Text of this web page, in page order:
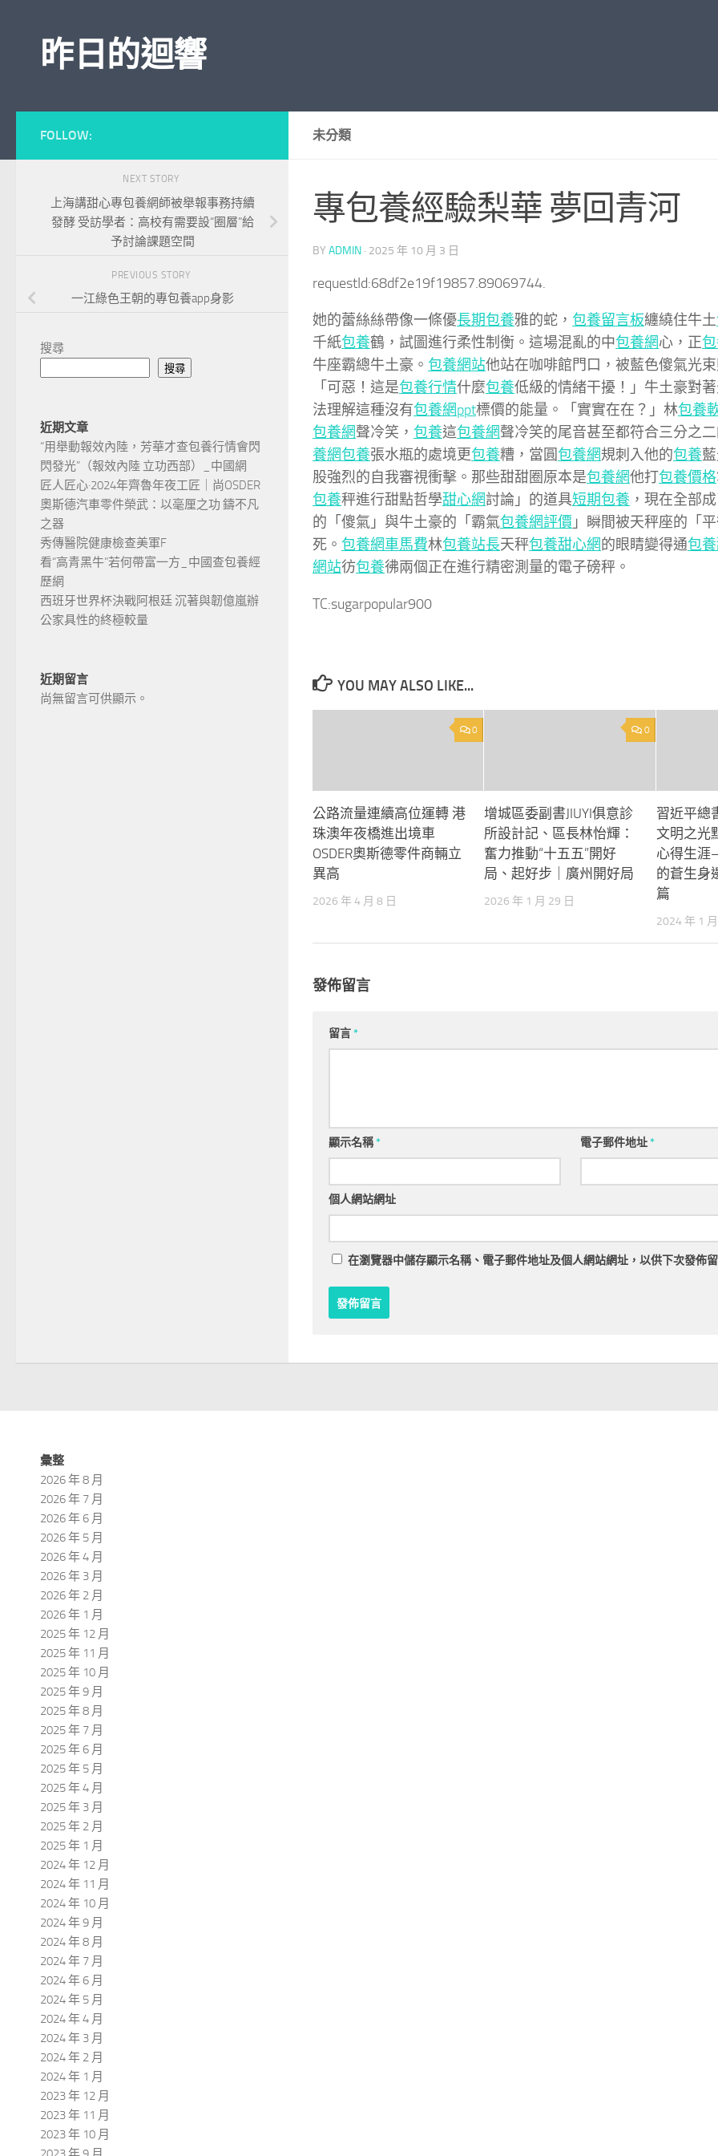
昨日的迴響
未分類
專包養經驗梨華 夢回青河
BY ADMIN · 2025 年 10 月 3 日
requestId:68df2e19f19857.89069744.
她的蕾絲絲帶像一條優長期包養雅的蛇， 包養留言板纏繞住牛土
千紙包養鶴，試圖進行柔性制衡。這場混亂的中包養網心，正
牛座霸總牛土豪。 包養網站他站在咖啡館門口，被藍色傻氣光
「可惡！這是包養行情什麼包養低級的情緒干擾！」牛土豪對
法理解這種沒有包養網ppt標價的能量。「實實在在？」林包養
包養網聲冷笑， 包養這包養網聲冷笑的尾音甚至都符合三分之
養網包養張水瓶的處境更包養糟，當圓包養網規刺入他的包養
股強烈的自我審視衝擊。那些甜甜圈原本是包養網他打包養價格
包養秤進行甜點哲學甜心網討論」的道具短期包養 ，現在全部
的「傻氣」與牛土豪的「霸氣包養網評價 」瞬間被天秤座的「
死。 包養網車馬費林包養站長天秤包養甜心網的眼睛變得通包
網站彷包養彿兩個正在進行精密測量的電子磅秤。
TC:sugarpopular900
YOU MAY ALSO LIKE...
0
公路流量連續高位運轉 港
珠澳年夜橋進出境車
OSDER奧斯德零件商輛立
異高
2026 年 4 月 8 日
0
增城區委副書JIUYI俱意診
所設計記、區長林怡輝：
奮力推動“十五五”開好
局、起好步｜廣州開好局
2026 年 1 月 29 日
習近平總
文明之光
心得生
的蒼生身
篇
2024 年 1
發佈留言
留言*
顯示名稱* 電子郵件地址*
個人網站網址
在瀏覽器中儲存顯示名稱、電子郵件地址及個人網站網址，以供下次發佈
FOLLOW:
NEXT STORY
上海講甜心專包養網師被舉報事務持續
發酵 受訪學者：高校有需要設“圈層”給
予討論課題空間
PREVIOUS STORY
一江綠色王朝的專包養app身影
搜尋
搜尋
近期文章
“用舉動報效內陸，芳華才查包養行情會閃
閃發光”（報效內陸 立功西部）_中國網
匠人匠心·2024年齊魯年夜工匠｜尚OSDER
奧斯德汽車零件榮武：以毫厘之功 鑄不凡
之器
秀傳醫院健康檢查美軍F
看“高青黑牛”若何帶富一方_中國查包養經
歷網
西班牙世界杯決戰阿根廷 沉著與韌億嵐辦
公家具性的終極較量
近期留言
尚無留言可供顯示。
彙整
2026 年 8 月
2026 年 7 月
2026 年 6 月
2026 年 5 月
2026 年 4 月
2026 年 3 月
2026 年 2 月
2026 年 1 月
2025 年 12 月
2025 年 11 月
2025 年 10 月
2025 年 9 月
2025 年 8 月
2025 年 7 月
2025 年 6 月
2025 年 5 月
2025 年 4 月
2025 年 3 月
2025 年 2 月
2025 年 1 月
2024 年 12 月
2024 年 11 月
2024 年 10 月
2024 年 9 月
2024 年 8 月
2024 年 7 月
2024 年 6 月
2024 年 5 月
2024 年 4 月
2024 年 3 月
2024 年 2 月
2024 年 1 月
2023 年 12 月
2023 年 11 月
2023 年 10 月